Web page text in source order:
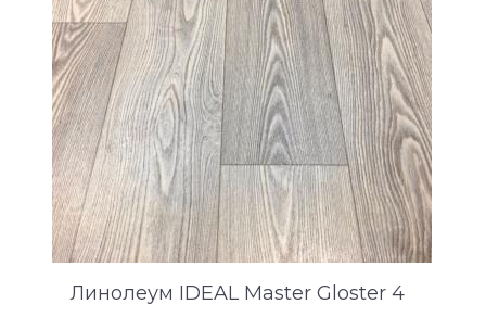
Линолеум IDEAL Master Gloster 4